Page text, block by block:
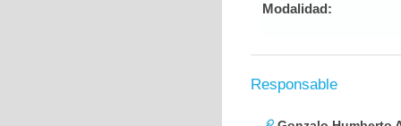
Modalidad:
Responsable